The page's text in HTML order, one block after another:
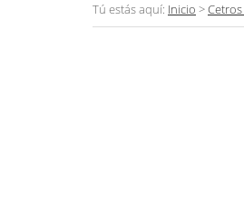
Tú estás aquí: Inicio >